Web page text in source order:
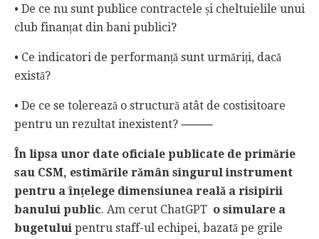
• De ce nu sunt publice contractele și cheltuielile unui
club finanțat din bani publici?
• Ce indicatori de performanță sunt urmăriți, dacă
există?
• De ce se tolerează o structură atât de costisitoare
pentru un rezultat inexistent? ⸻
În lipsa unor date oficiale publicate de primărie
sau CSM, estimările rămân singurul instrument
pentru a înțelege dimensiunea reală a risipirii
banului public. Am cerut ChatGPT o simulare a
bugetului pentru staff-ul echipei, bazată pe grile